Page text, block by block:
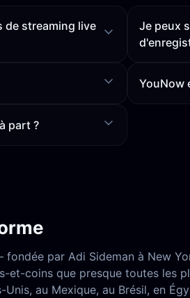
de streaming live
part ?
Je peux
YouNow
par Adi Sideman à New
coins que presque toutes les
au Mexique, au Brésil, en